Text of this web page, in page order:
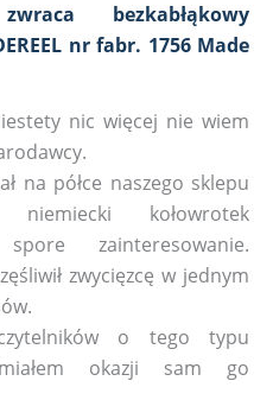
bezkabłąkowy
nr fabr. 1756 Made
nic więcej nie wiem
na półce naszego sklepu
kołowrotek
zainteresowanie.
zwycięzcę w jednym
o tego typu
okazji sam go